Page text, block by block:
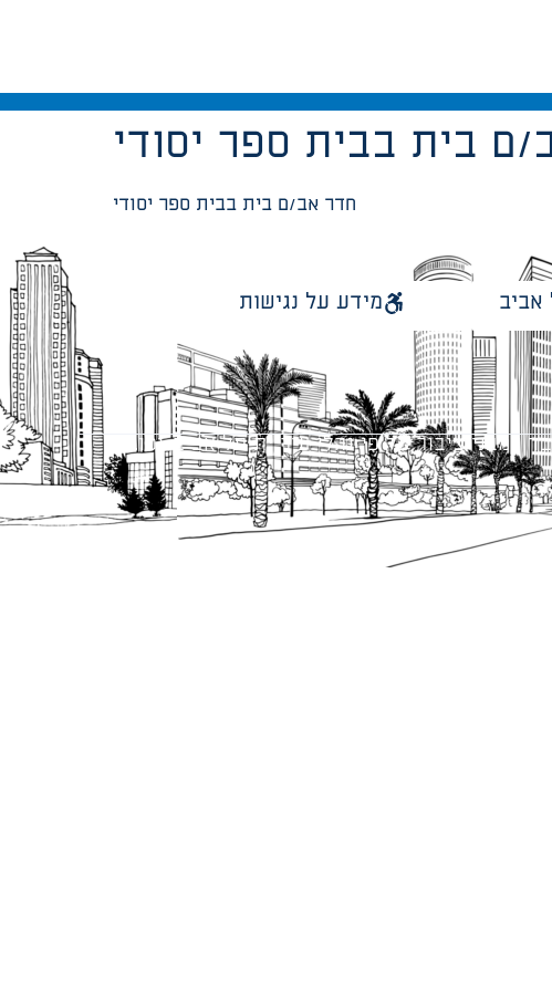
ם בית בבית ספר יסודי
חדר אב/ם בית בבית ספר יסודי
אביב מידע על נגישות
למבני ציבור על פי נהלי עיריית תל אביב-יפו.